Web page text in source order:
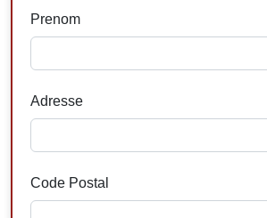
Prenom
Adresse
Code Postal